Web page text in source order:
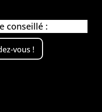
conseillé :
vous !